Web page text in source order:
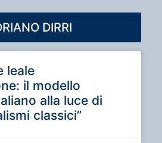
DIRRI
leale
il modello
alla luce di
classici”